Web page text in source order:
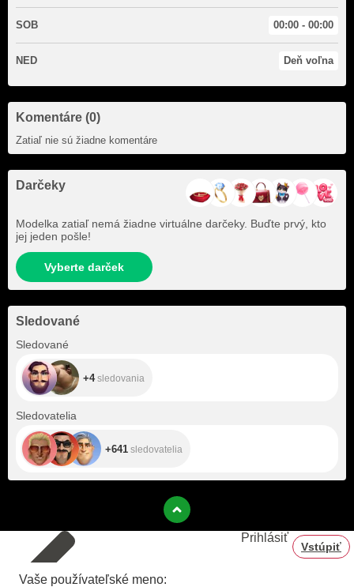
SOB 00:00 - 00:00
NED Deň voľna
Komentáre (0)
Zatiaľ nie sú žiadne komentáre
Darčeky
Modelka zatiaľ nemá žiadne virtuálne darčeky. Buďte prvý, kto
jej jeden pošle!
Vyberte darček
Sledované
Sledované
+4sledovania
Sledovatelia
+641 sledovatelia
Prihlásiť
Vstúpiť
Vaše používateľské meno: